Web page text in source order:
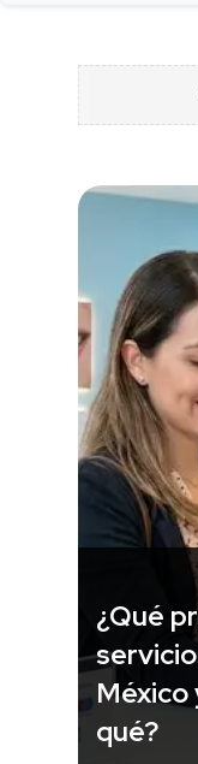
¿Qué
México
qué?